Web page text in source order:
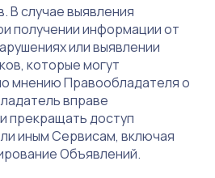
В случае выявления
получении информации от
или выявлении
которые могут
мнению Правообладателя о
вправе
прекращать доступ
иным Сервисам, включая
Объявлений.